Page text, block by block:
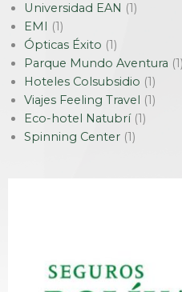
Universidad EAN (1)
EMI (1)
Ópticas Éxito (1)
Parque Mundo Aventura (1)
Hoteles Colsubsidio (1)
Viajes Feeling Travel (1)
Eco-hotel Natubrí(1)
Spinning Center (1)